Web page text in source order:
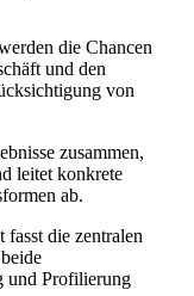
die Chancen
und den
von
zusammen,
leitet konkrete
ab.
fasst die zentralen
und Profilierung